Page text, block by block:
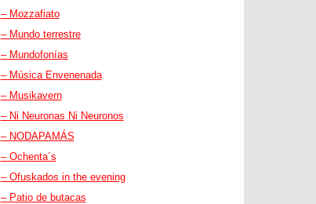
– Mozzafiato
– Mundo terrestre
– Mundofonías
– Música Envenenada
– Musikavern
– Ni Neuronas Ni Neuronos
– NODAPAMÁS
– Ochenta´s
– Ofuskados in the evening
– Patio de butacas